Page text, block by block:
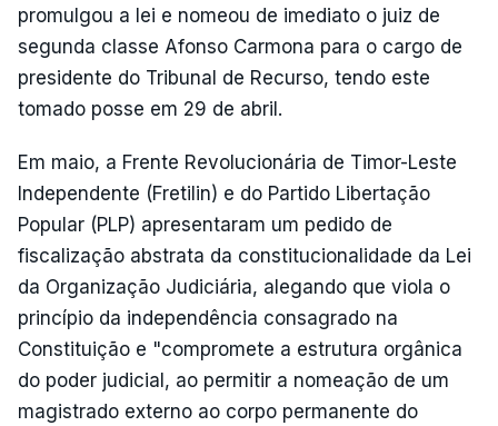
promulgou a lei e nomeou de imediato o juiz de
segunda classe Afonso Carmona para o cargo de
presidente do Tribunal de Recurso, tendo este
tomado posse em 29 de abril.
Em maio, a Frente Revolucionária de Timor-Leste
Independente (Fretilin) e do Partido Libertação
Popular (PLP) apresentaram um pedido de
fiscalização abstrata da constitucionalidade da Lei
da Organização Judiciária, alegando que viola o
princípio da independência consagrado na
Constituição e "compromete a estrutura orgânica
do poder judicial, ao permitir a nomeação de um
magistrado externo ao corpo permanente do